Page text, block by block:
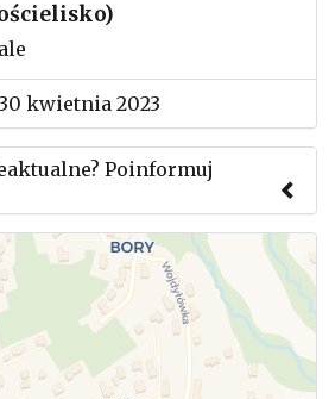
kwietnia 2023
Poinformuj
aby przesłać informację o
mityngu.